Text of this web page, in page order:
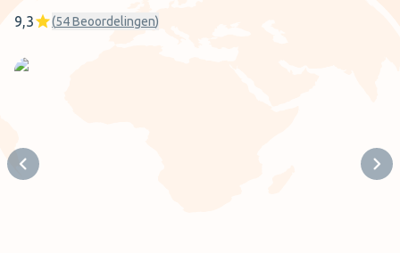
9,3 (54Beoordelingen)
Previous slide